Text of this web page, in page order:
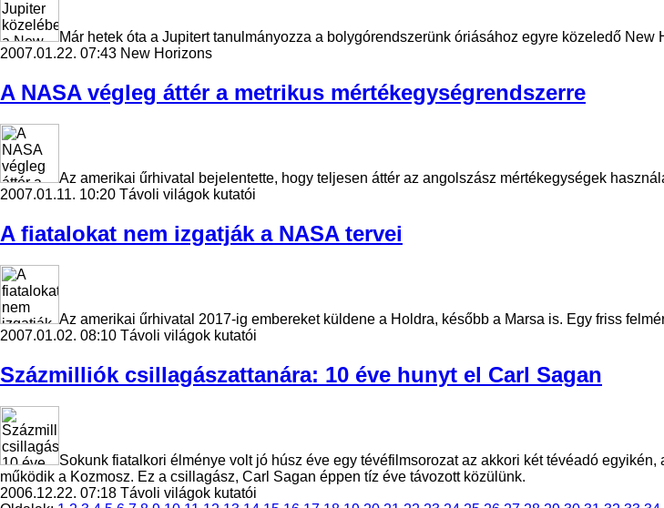
Már hetek óta a Jupitert tanulmányozza a bolygórendszerünk óriásához egyre közeledő
2007.01.22. 07:43 New Horizons
A NASA végleg áttér a metrikus mértékegységrendszerre
Az amerikai űrhivatal bejelentette, hogy teljesen áttér az angolszász mértékegységek
2007.01.11. 10:20 Távoli világok kutatói
A fiatalokat nem izgatják a NASA tervei
Az amerikai űrhivatal 2017-ig embereket küldene a Holdra, később a Marsa is. Egy friss
2007.01.02. 08:10 Távoli világok kutatói
Százmilliók csillagászattanára: 10 éve hunyt el Carl Sagan
Sokunk fiatalkori élménye volt jó húsz éve egy tévéfilmsorozat az akkori két tévéadó
működik a Kozmosz. Ez a csillagász, Carl Sagan éppen tíz éve távozott közülünk.
2006.12.22. 07:18 Távoli világok kutatói